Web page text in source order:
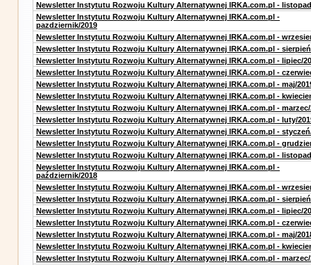
Newsletter Instytutu Rozwoju Kultury Alternatywnej IRKA.com.pl -
Newsletter Instytutu Rozwoju Kultury Alternatywnej IRKA.com.pl -
pazdziernik/2019
Newsletter Instytutu Rozwoju Kultury Alternatywnej IRKA.com.pl -
Newsletter Instytutu Rozwoju Kultury Alternatywnej IRKA.com.pl -
Newsletter Instytutu Rozwoju Kultury Alternatywnej IRKA.com.pl - lipiec/
Newsletter Instytutu Rozwoju Kultury Alternatywnej IRKA.com.pl -
Newsletter Instytutu Rozwoju Kultury Alternatywnej IRKA.com.pl - maj/
Newsletter Instytutu Rozwoju Kultury Alternatywnej IRKA.com.pl -
Newsletter Instytutu Rozwoju Kultury Alternatywnej IRKA.com.pl - marzec/
Newsletter Instytutu Rozwoju Kultury Alternatywnej IRKA.com.pl - luty/
Newsletter Instytutu Rozwoju Kultury Alternatywnej IRKA.com.pl -
Newsletter Instytutu Rozwoju Kultury Alternatywnej IRKA.com.pl -
Newsletter Instytutu Rozwoju Kultury Alternatywnej IRKA.com.pl -
Newsletter Instytutu Rozwoju Kultury Alternatywnej IRKA.com.pl -
październik/2018
Newsletter Instytutu Rozwoju Kultury Alternatywnej IRKA.com.pl -
Newsletter Instytutu Rozwoju Kultury Alternatywnej IRKA.com.pl -
Newsletter Instytutu Rozwoju Kultury Alternatywnej IRKA.com.pl - lipiec/
Newsletter Instytutu Rozwoju Kultury Alternatywnej IRKA.com.pl -
Newsletter Instytutu Rozwoju Kultury Alternatywnej IRKA.com.pl - maj/
Newsletter Instytutu Rozwoju Kultury Alternatywnej IRKA.com.pl -
Newsletter Instytutu Rozwoju Kultury Alternatywnej IRKA.com.pl - marzec/